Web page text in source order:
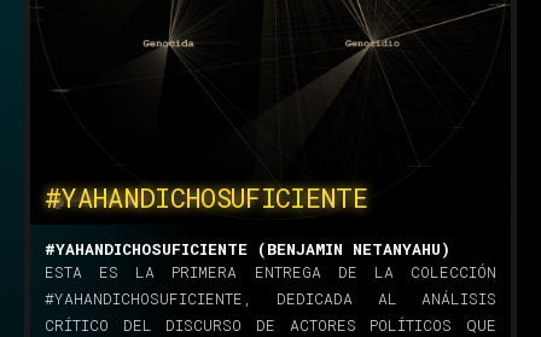
#YAHANDICHOSUFICIENTE
#YAHANDICHOSUFICIENTE (BENJAMIN NETANYAHU)
ESTA ES LA PRIMERA ENTREGA DE LA COLECCIÓN
#YAHANDICHOSUFICIENTE, DEDICADA AL ANÁLISIS
CRÍTICO DEL DISCURSO DE ACTORES POLÍTICOS QUE